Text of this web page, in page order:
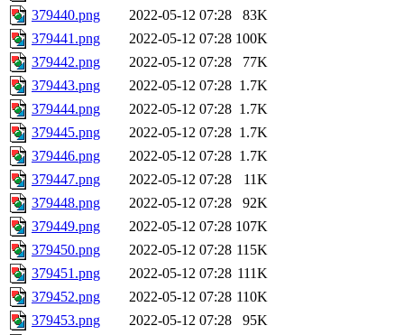
379440.png
2022-05-12 07:28
83K
379441.png
2022-05-12 07:28 100K
379442.png
2022-05-12 07:28
77K
379443.png
2022-05-12 07:28 1.7K
379444.png
2022-05-12 07:28 1.7K
379445.png
2022-05-12 07:28 1.7K
379446.png
2022-05-12 07:28 1.7K
379447.png
2022-05-12 07:28
11K
379448.png
2022-05-12 07:28
92K
379449.png
2022-05-12 07:28 107K
379450.png
2022-05-12 07:28 115K
379451.png
2022-05-12 07:28 111K
379452.png
2022-05-12 07:28 110K
379453.png
2022-05-12 07:28
95K